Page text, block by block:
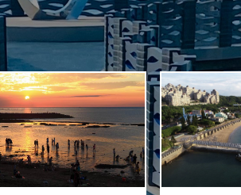
T
H
C
O